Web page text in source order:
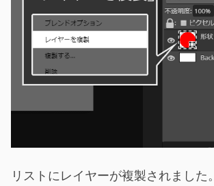
リストにレイヤーが複製されました。